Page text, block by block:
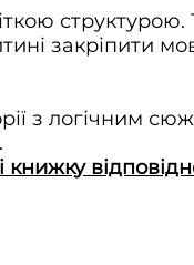
структурою.
закріпити
з логічним